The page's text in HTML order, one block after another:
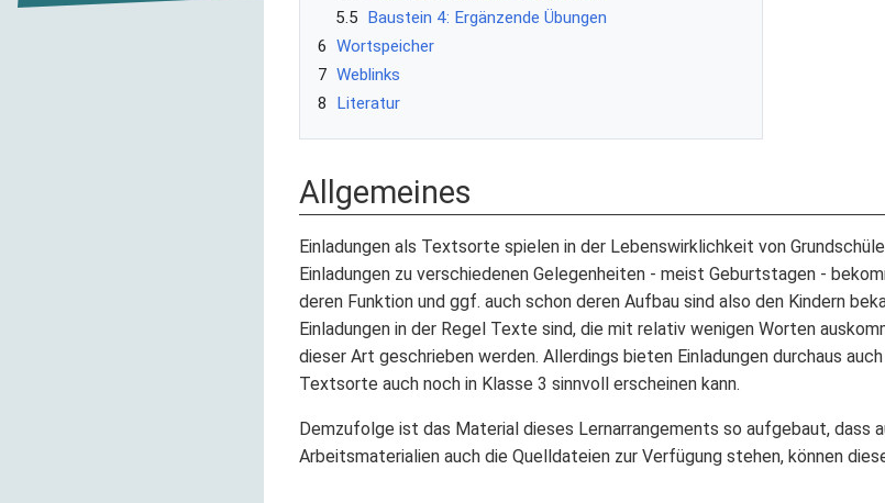
5.5 Baustein 4: Ergänzende Übungen
6 Wortspeicher
7 Weblinks
8
Literatur
Allgemeines
Einladungen als Textsorte spielen in der Lebenswirklichkeit von
Einladungen zu verschiedenen Gelegenheiten - meist Geburtstagen -
deren Funktion und ggf. auch schon deren Aufbau sind also den Kindern
Einladungen in der Regel Texte sind, die mit relativ wenigen Worten
dieser Art geschrieben werden. Allerdings bieten Einladungen durchaus
Textsorte auch noch in Klasse 3 sinnvoll erscheinen kann.
Demzufolge ist das Material dieses Lernarrangements so aufgebaut, dass
Arbeitsmaterialien auch die Quelldateien zur Verfügung stehen, können